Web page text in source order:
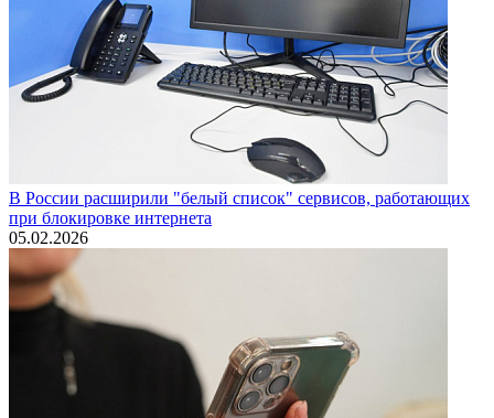
В России расширили "белый список" сервисов, работающих
при блокировке интернета
05.02.2026